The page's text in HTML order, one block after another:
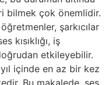
bilmek çok önemlidir.
şarkıcılar
kısıklığı, iş
etkileyebilir.
içinde en az bir kez
Bu makalede, ses